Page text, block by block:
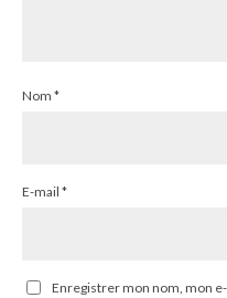
Nom *
E-mail *
Enregistrer mon nom, mon